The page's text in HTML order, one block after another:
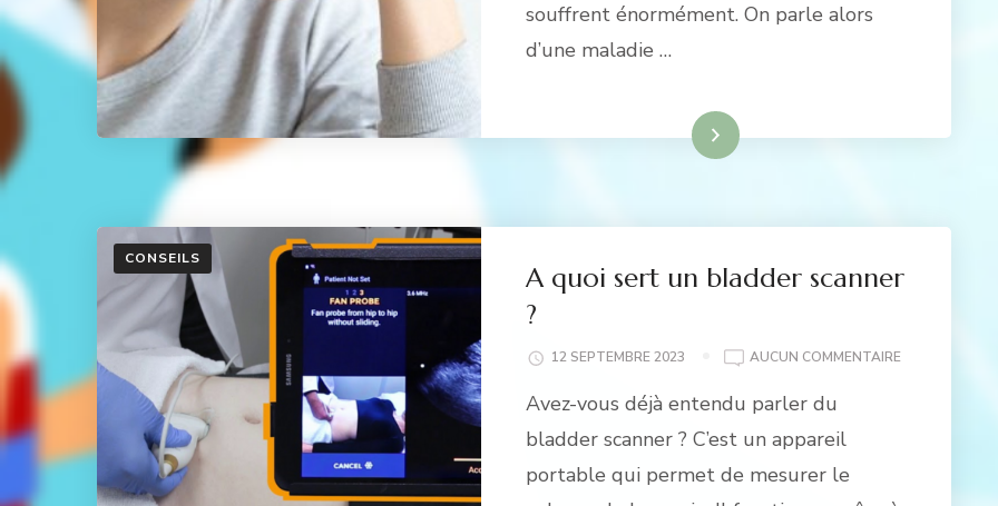
souffrent énormément. On parle alors
d’une maladie …
Lire la suite
CONSEILS
A quoi sert un bladder scanner
?
12 SEPTEMBRE 2023 AUCUN COMMENTAIREA
Avez-vous déjà entendu parler du
bladder scanner ? C’est un appareil
portable qui permet de mesurer le